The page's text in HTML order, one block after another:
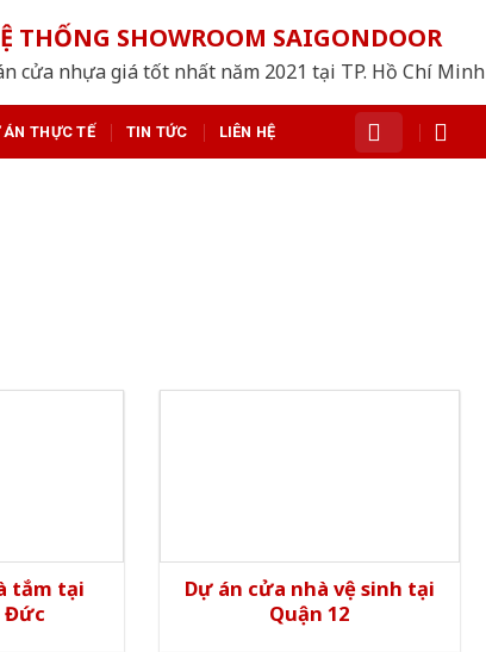
THỐNG SHOWROOM SAIGONDOOR
cửa nhựa giá tốt nhất năm 2021 tại TP. Hồ Chí Minh
ÁN THỰC TẾ TIN TỨC LIÊN HỆ
tắm tại
Đức
Dự án cửa nhà vệ sinh tại
Quận 12